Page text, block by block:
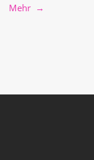
Mehr →